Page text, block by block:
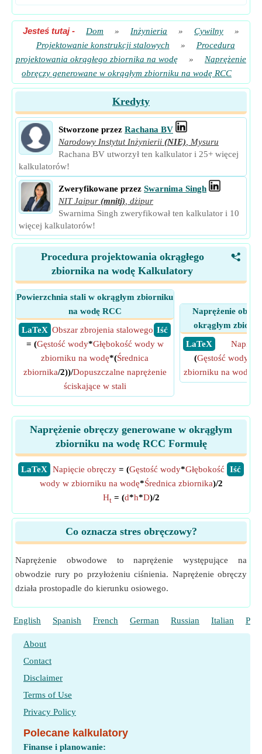
Jesteś tutaj- Dom » Inżynieria » Cywilny
»
Projektowanie konstrukcji stalowych
»
Procedura
projektowania okrągłego zbiornika na wodę
»
Naprężenie
obręczy generowane w okrągłym zbiorniku na wodę RCC
Kredyty
Stworzone przez Rachana BV
Narodowy Instytut Inżynierii (NIE)
Mysuru
Rachana BV utworzył ten kalkulator i 25+ więcej
kalkulatorów!
Zweryfikowane przez Swarnima Singh
NIT Jaipur (mnitj) dżipur
Swarnima Singh zweryfikował ten kalkulator i 10
więcej kalkulatorów!
<
Procedura projektowania okrągłego
zbiornika na wodę Kalkulatory
Powierzchnia stali w okrągłym zbiorniku
na wodę RCC
​ LaTeX
​ Iść
Obszar zbrojenia stalowego
= (Gęstość wody*Głębokość wody w
zbiorniku na wodę*(Średnica
zbiornika/2))/Dopuszczalne naprężenie
ściskające w stali
Naprężenie
okrągłym
​ LaTeX
(Gęstość wody
zbiorniku na wodę
Naprężenie obręczy generowane w okrągłym
zbiorniku na wodę RCC Formułę
​LaTeX ​Iść
Napięcie obręczy = (Gęstość wody*Głębokość
wody w zbiorniku na wodę*Średnica zbiornika)/2
Ht= (d*h*D)/2
Co oznacza stres obręczowy?
Naprężenie obwodowe to naprężenie występujące na
obwodzie rury po przyłożeniu ciśnienia. Naprężenie obręczy
działa prostopadle do kierunku osiowego.
English Spanish French German Russian Italian
About
Contact
Disclaimer
Terms of Use
Privacy Policy
Polecane kalkulatory
Finanse i planowanie: